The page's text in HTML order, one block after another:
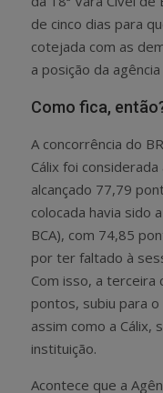
de cinco dias para
cotejada com as
a posição da
Como fica,
A concorrência do
Cálix foi
alcançado 77,79
colocada havia sido
BCA), com 74,85
por ter faltado à
Com isso, a terceira
pontos, subiu para
assim como a Cálix,
instituição.
Acontece que a